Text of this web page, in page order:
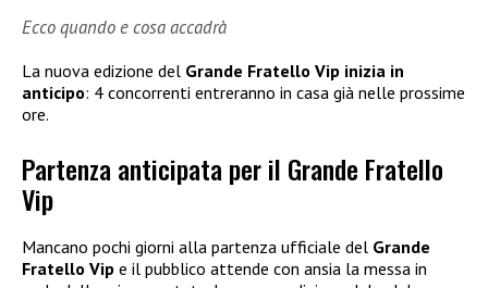
Ecco quando e cosa accadrà
La nuova edizione del Grande Fratello Vip inizia in
anticipo: 4 concorrenti entreranno in casa già nelle prossime
ore.
Partenza anticipata per il Grande Fratello
Vip
Mancano pochi giorni alla partenza ufficiale del Grande
Fratello Vip e il pubblico attende con ansia la messa in